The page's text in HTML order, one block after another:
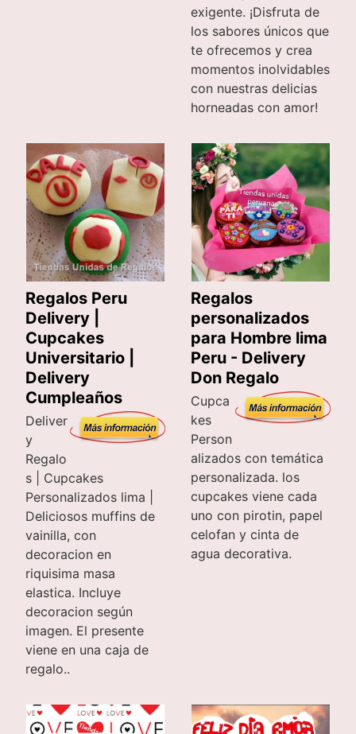
exigente. ¡Disfruta de
los sabores únicos que
te ofrecemos y crea
momentos inolvidables
con nuestras delicias
horneadas con amor!
Regalos Peru
Delivery |
Cupcakes
Universitario |
Delivery
Cumpleaños
Deliver
y
Regalo
s | Cupcakes
Personalizados lima |
Deliciosos muffins de
vainilla, con
decoracion en
riquisima masa
elastica. Incluye
decoracion según
imagen. El presente
viene en una caja de
regalo..
Regalos
personalizados
para Hombre lima
Peru - Delivery
Don Regalo
Cupca
kes
Person
alizados con temática
personalizada. los
cupcakes viene cada
uno con pirotin, papel
celofan y cinta de
agua decorativa.